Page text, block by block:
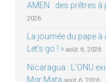
AMEN : des prêtres à
2026
La journée du pape à
Let’s go ! » août 6, 2026
Nicaragua : L’ONU
Mgr Mata